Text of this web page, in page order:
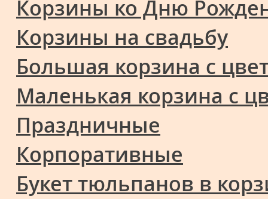
Корзины ко Дню
Корзины на свадьбу
Большая корзина с
Маленькая корзина с
Праздничные
Корпоративные
Букет тюльпанов в